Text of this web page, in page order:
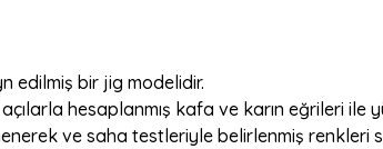
edilmiş bir jig modelidir.
hesaplanmış kafa ve karın eğrileri
ve saha testleriyle belirlenmiş renkleri